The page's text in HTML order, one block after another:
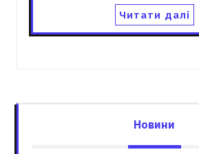
Читати далі
Новини